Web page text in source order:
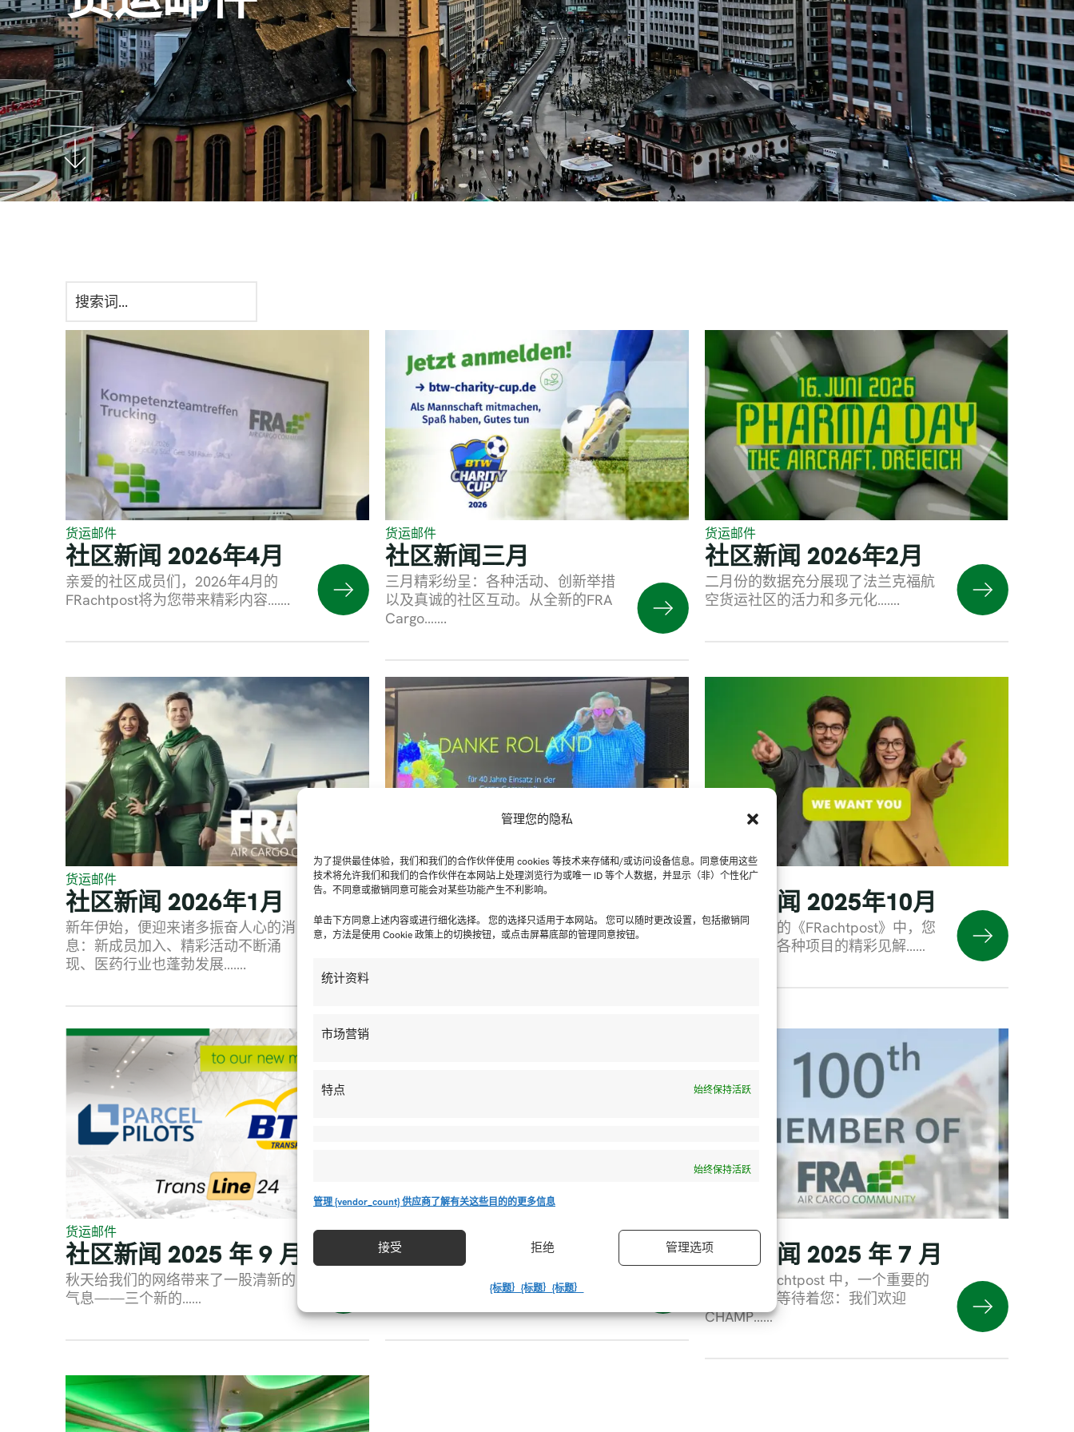
管理您的隐私
为了提供最佳体验，我们和我们的合作伙伴使用 cookies 等技术来存储和/或访问设备信息。同意使用这些
技术将允许我们和我们的合作伙伴在本网站上处理浏览行为或唯一 ID 等个人数据，并显示（非）个性化广
告。不同意或撤销同意可能会对某些功能产生不利影响。
单击下方同意上述内容或进行细化选择。 您的选择只适用于本网站。 您可以随时更改设置，包括撤销同
意，方法是使用 Cookie 政策上的切换按钮，或点击屏幕底部的管理同意按钮。
统计资料
市场营销
特点 始终保持活跃
始终保持活跃
管理 {vendor_count} 供应商了解有关这些目的的更多信息
接受 拒绝 管理选项
{标题｝{标题｝{标题｝
货运邮件
社区新闻 2026年4月
亲爱的社区成员们，2026年4月的
FRachtpost将为您带来精彩内容…….
货运邮件
社区新闻三月
三月精彩纷呈：各种活动、创新举措
以及真诚的社区互动。从全新的FRA
Cargo…….
货运邮件
社区新闻 2026年2月
二月份的数据充分展现了法兰克福航
空货运社区的活力和多元化…….
货运邮件
社区新闻 2026年1月
新年伊始，便迎来诸多振奋人心的消
息：新成员加入、精彩活动不断涌
现、医药行业也蓬勃发展…….
货运邮件
社区新闻 2025年11
月/12月刊
货运邮件
社区新闻 2025年10月
在最新一期的《FRachtpost》中，您
将看到关于各种项目的精彩见解……
货运邮件
社区新闻 2025 年 9 月
秋天给我们的网络带来了一股清新的
气息——三个新的……
货运邮件
社区新闻 2025 年 8 月
本期，我们一起回顾令人难忘的第十
货运邮件
社区新闻 2025 年 7 月
在新的 FRachtpost 中，一个重要的
里程碑正在等待着您：我们欢迎
CHAMP……